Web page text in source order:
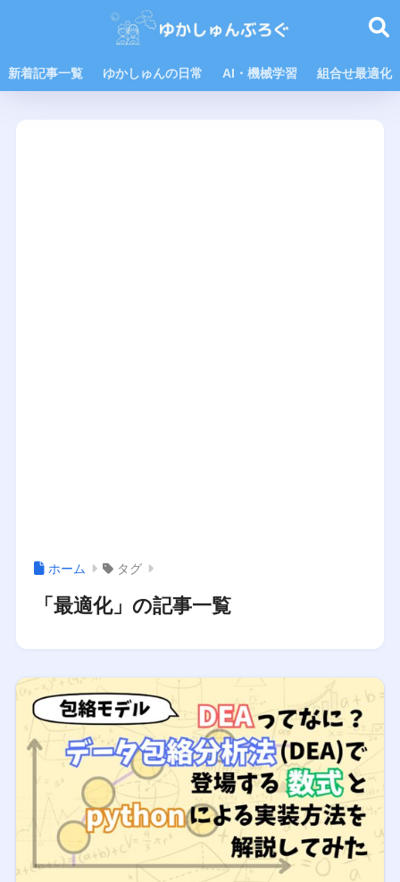
新着記事一覧 ゆかしゅんの日常 AI・機械学習 組合せ最適化
ホーム タグ
「最適化」の記事一覧